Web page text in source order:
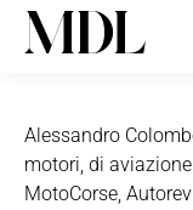
Alessandro
motori, di
MotoCorse,